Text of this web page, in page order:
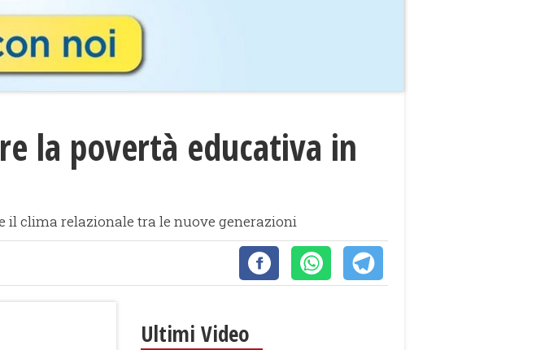
la povertà educativa in
clima relazionale tra le nuove generazioni
Ultimi Video